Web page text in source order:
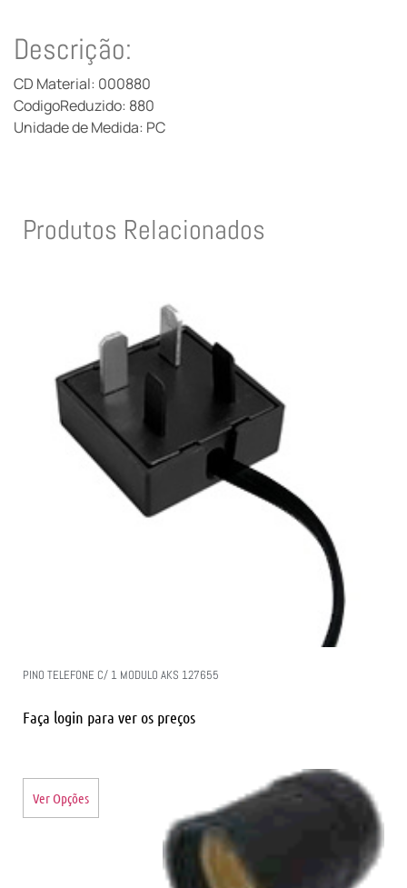
Descrição:
CD Material: 000880
CodigoReduzido: 880
Unidade de Medida: PC
Produtos Relacionados
PINO TELEFONE C/ 1 MODULO AKS 127655
Faça login para ver os preços
Ver Opções